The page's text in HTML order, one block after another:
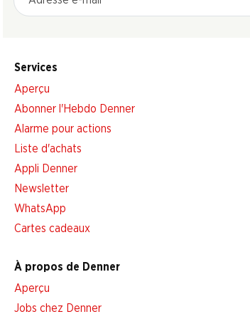
Services
Aperçu
Abonner l'Hebdo Denner
Alarme pour actions
Liste d'achats
Appli Denner
Newsletter
WhatsApp
Cartes cadeaux
À propos de Denner
Aperçu
Jobs chez Denner